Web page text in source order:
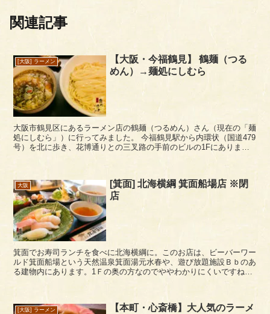
関連記事
[大阪] ラーメン
【大阪・今福鶴見】 鶴麺（つる
めん）→麺処にしむら
大阪市鶴見区にあるラーメン店の鶴麺（つるめん）さん（現在の「麺
処にしむら」）に行ってみました。 今福鶴見駅から内環状（国道479
号）を北に歩き、花博通りとの三叉路の手前のビルの1Fにありま
大阪
[箕面] 北海横綱 箕面船場店 ※閉
店
箕面でお寿司ランチを食べに北海横綱に。このお店は、ビーバーワー
ルド箕面船場という天然温泉箕面湯元水春や、遊び放題施設Ｂｂのあ
る建物内にあります。1Ｆの奥の方なのでややわかりにくいですね。
[大阪] ラーメン
【本町・心斎橋】大人気のラーメ